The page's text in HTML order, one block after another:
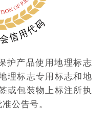
产品使用地理标志
理标志专用标志和地
或包装物上标注所执
公告号。